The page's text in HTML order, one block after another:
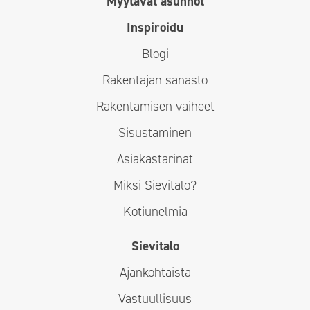
Inspiroidu
Blogi
Rakentajan sanasto
Rakentamisen vaiheet
Sisustaminen
Asiakastarinat
Miksi Sievitalo?
Kotiunelmia
Sievitalo
Ajankohtaista
Vastuullisuus